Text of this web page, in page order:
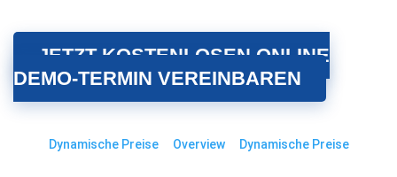
JETZT KOSTENLOSEN ONLINE
DEMO-TERMIN VEREINBAREN
Dynamische Preise Overview Dynamische Preise